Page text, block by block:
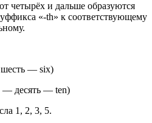
четырёх и дальше образуются
«-th» к соответствующему
— six)
— десять — ten)
1, 2, 3, 5.